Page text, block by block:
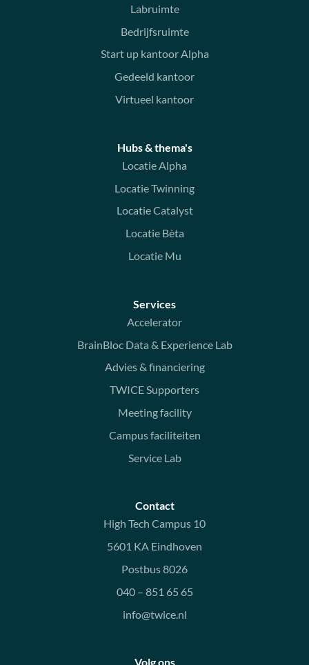
Labruimte
Bedrijfsruimte
Start up kantoor Alpha
Gedeeld kantoor
Virtueel kantoor
Hubs & thema's
Locatie Alpha
Locatie Twinning
Locatie Catalyst
Locatie Bèta
Locatie Mu
Services
Accelerator
BrainBloc Data & Experience Lab
Advies & financiering
TWICE Supporters
Meeting facility
Campus faciliteiten
Service Lab
Contact
High Tech Campus 10
5601 KA Eindhoven
Postbus 8026
040 – 851 65 65
info@twice.nl
Volg ons